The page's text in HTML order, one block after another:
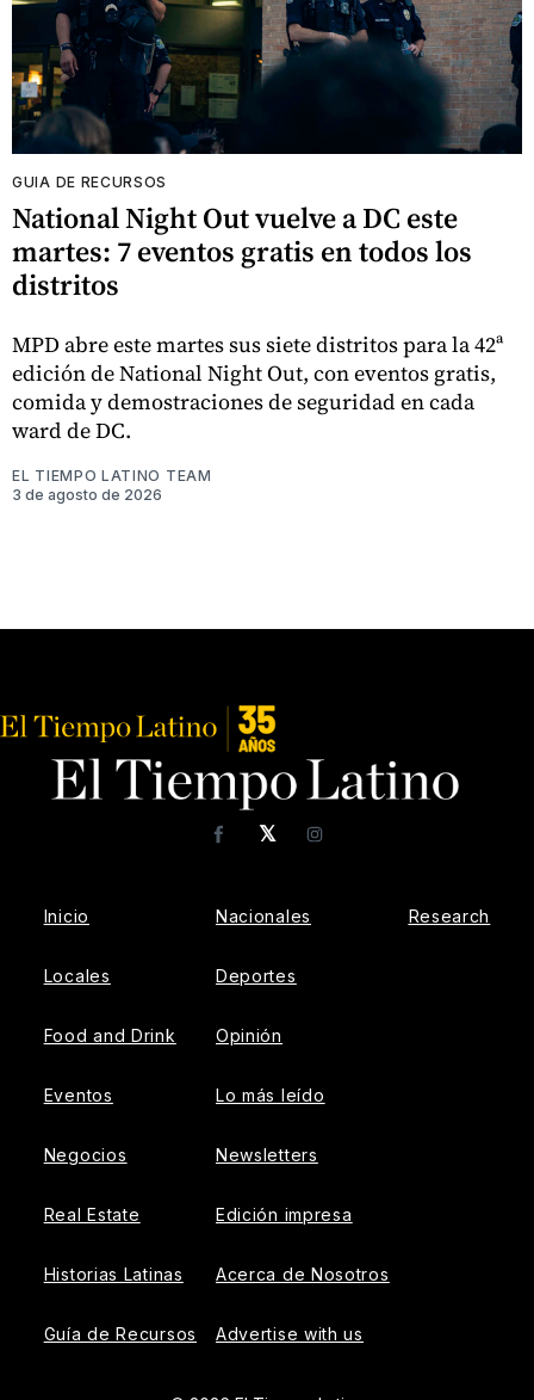
GUIA DE RECURSOS
National Night Out vuelve a DC este
martes: 7 eventos gratis en todos los
distritos
MPD abre este martes sus siete distritos para la 42ª
edición de National Night Out, con eventos gratis,
comida y demostraciones de seguridad en cada
ward de DC.
EL TIEMPO LATINO TEAM
3 de agosto de 2026
𝕏
FacebookInstagram
Inicio
Locales
Food and Drink
Eventos
Negocios
Real Estate
Historias Latinas
Guía de Recursos
Nacionales
Deportes
Opinión
Lo más leído
Newsletters
Edición impresa
Acerca de Nosotros
Advertise with us
Research